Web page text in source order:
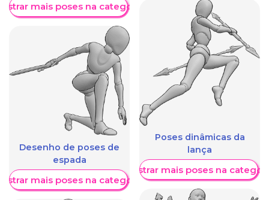
mais poses na categoria
Desenho de poses de
espada
mais poses na categoria
Poses dinâmicas da
lança
Mostrar mais poses na